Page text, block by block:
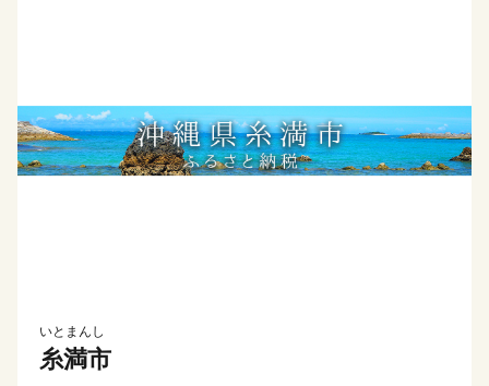
いとまんし
糸満市